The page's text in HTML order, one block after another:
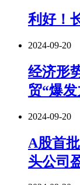
利好！
2024-09-20
经济形
贸“爆发
2024-09-20
A股首
头公司